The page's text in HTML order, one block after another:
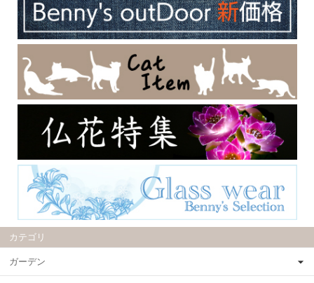
カテゴリ
ガーデン